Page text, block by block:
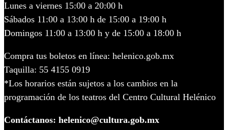
Lunes a viernes 15:00 a 20:00 h
Sábados 11:00 a 13:00 h de 15:00 a 19:00 h
Domingos 11:00 a 13:00 h y de 15:00 a 18:00 h
Compra tus boletos en línea: helenico.gob.mx
Taquilla: 55 4155 0919
*Los horarios están sujetos a los cambios en la
programación de los teatros del Centro Cultural Helénico
Contáctanos: helenico@cultura.gob.mx